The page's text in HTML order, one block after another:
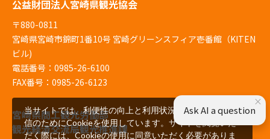
公益財団法人宮崎県観光協会
〒880-0811
宮崎県宮崎市錦町1番10号 宮崎グリーンスフィア壱番館（KITEN
ビル)
電話番号：0985-26-6100
FAX番号：0985-26-6123
宮崎県商工観光労働部
観光経済交流局観光推進課
当サイトでは、利便性の向上と利用状況の解析、広告配
信のためにCookieを使用しています。サイトを閲覧いた
だく際には、Cookieの使用に同意いただく必要がありま
×
Ask AI a question